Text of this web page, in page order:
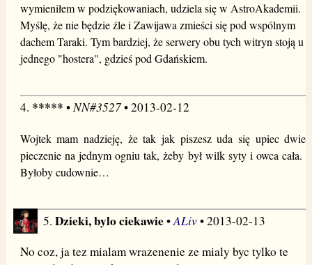
wymieniłem w podziękowaniach, udziela się w AstroAkademii.
Myślę, że nie będzie źle i Zawijawa zmieści się pod wspólnym
dachem Taraki. Tym bardziej, że serwery obu tych witryn stoją u
jednego "hostera", gdzieś pod Gdańskiem.
4. ***** •NN#3527• 2013-02-12
Wojtek mam nadzieję, że tak jak piszesz uda się upiec dwie
pieczenie na jednym ogniu tak, żeby był wilk syty i owca cała.
Byłoby cudownie…
5. Dzieki, bylo ciekawie•ALiv• 2013-02-13
No coz, ja tez mialam wrazenenie ze mialy byc tylko te